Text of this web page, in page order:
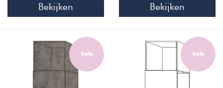
Bekijken Bekijken
Sale Sale